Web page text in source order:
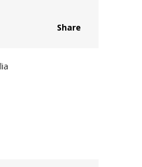
Share